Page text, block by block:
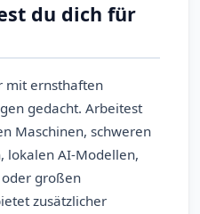
du dich für
mit ernsthaften
gedacht. Arbeitest
Maschinen, schweren
lokalen AI-Modellen,
großen
zusätzlicher